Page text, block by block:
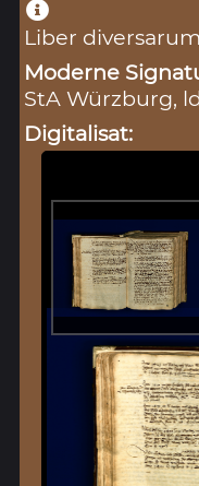
Liber
Moderne
StA Würzburg,
Digitalisat: